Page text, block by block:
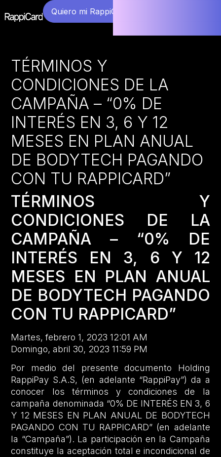
Quiero mi RappiCard
TÉRMINOS Y
CONDICIONES DE LA
CAMPAÑA – “0% DE
INTERÉS EN 3, 6 Y 12
MESES EN PLAN ANUAL
DE BODYTECH PAGANDO
CON TU RAPPICARD”
TÉRMINOS Y
CONDICIONES DE LA
CAMPAÑA – “0% DE
INTERÉS EN 3, 6 Y 12
MESES EN PLAN ANUAL
DE BODYTECH PAGANDO
CON TU RAPPICARD”
Martes, febrero 1, 2023 12:01 AM
Domingo, abril 30, 2023 11:59 PM
Por medio del presente documento Holding
RappiPay S.A.S, (en adelante “RappiPay”) da a
conocer los términos y condiciones de la
campaña denominada “0% DE INTERÉS EN 3, 6
Y 12 MESES EN PLAN ANUAL DE BODYTECH
PAGANDO CON TU RAPPICARD” (en adelante
la “Campaña”). La participación en la Campaña
constituye la aceptación total e incondicional de